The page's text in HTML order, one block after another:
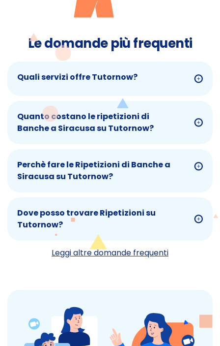
Le domande più frequenti
Quali servizi offre Tutornow?
Quanto costano le ripetizioni di
Banche a Siracusa su Tutornow?
Perchè fare le Ripetizioni di Banche a
Siracusa su Tutornow?
Dove posso trovare Ripetizioni su
Tutornow?
Leggi altre domande frequenti